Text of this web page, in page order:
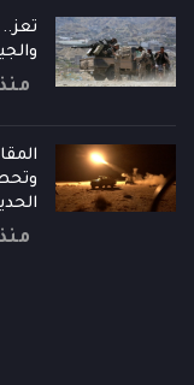
منذ 35
منذ 45